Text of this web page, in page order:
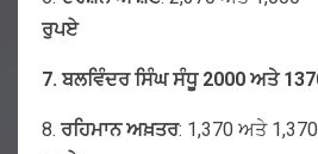
ਰੁਪਏ
7. ਬਲਵਿੰਦਰ ਸਿੰਘ ਸੰਧੂ 2000 ਅਤੇ
8. ਰਹਿਮਾਨ ਅਖ਼ਤਰ: 1,370 ਅਤੇ